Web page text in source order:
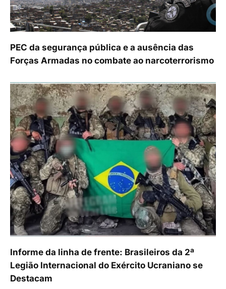
PEC da segurança pública e a ausência das
Forças Armadas no combate ao narcoterrorismo
Informe da linha de frente: Brasileiros da 2ª
Legião Internacional do Exército Ucraniano se
Destacam